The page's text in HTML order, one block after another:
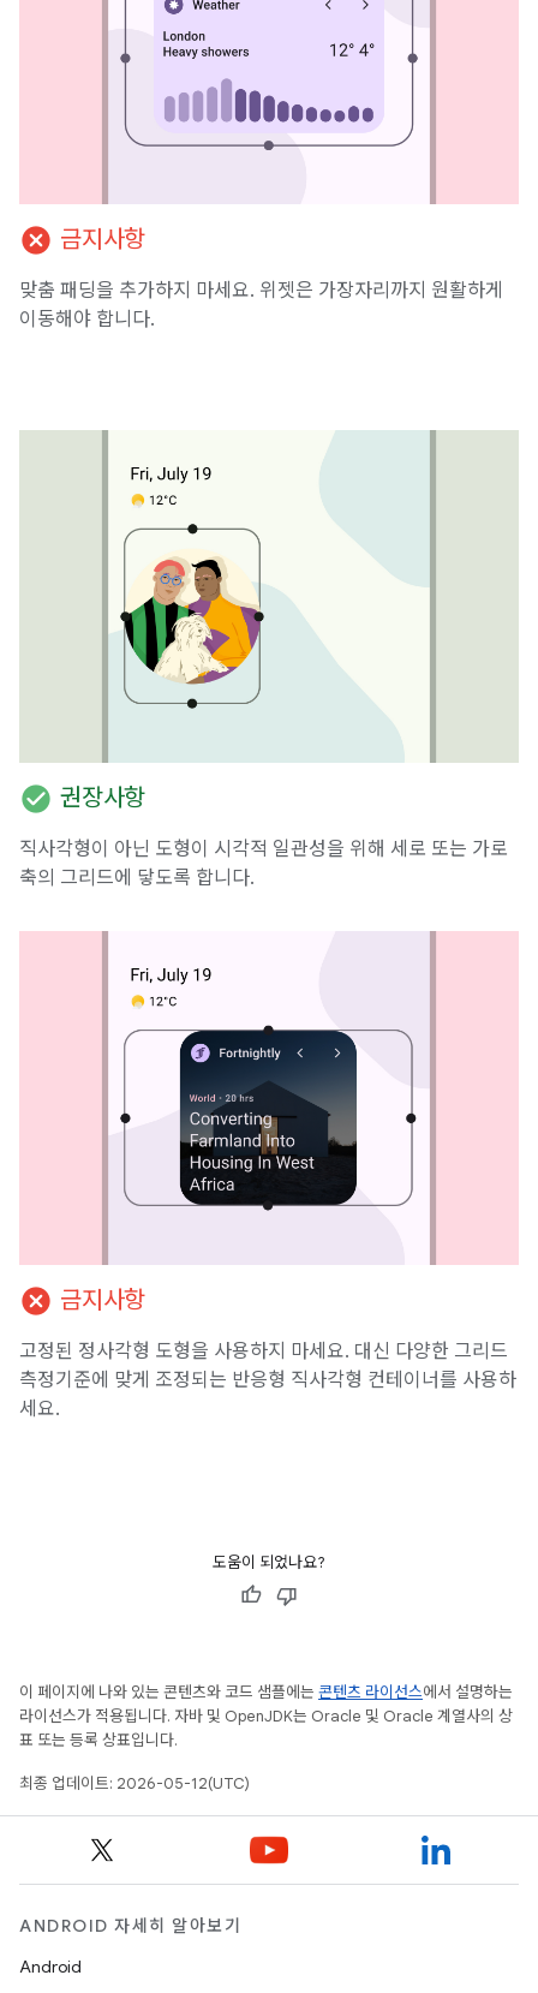
cancel 금지사항
맞춤 패딩을 추가하지 마세요. 위젯은 가장자리까지 원활하게
이동해야 합니다.
check_circle 권장사항
직사각형이 아닌 도형이 시각적 일관성을 위해 세로 또는 가로
축의 그리드에 닿도록 합니다.
cancel 금지사항
고정된 정사각형 도형을 사용하지 마세요. 대신 다양한 그리드
측정기준에 맞게 조정되는 반응형 직사각형 컨테이너를 사용하
세요.
도움이 되었나요?
이 페이지에 나와 있는 콘텐츠와 코드 샘플에는 콘텐츠 라이선스에서 설명하는
라이선스가 적용됩니다. 자바 및 OpenJDK는 Oracle 및 Oracle 계열사의 상
표 또는 등록 상표입니다.
최종 업데이트: 2026-05-12(UTC)
ANDROID 자세히 알아보기
Android